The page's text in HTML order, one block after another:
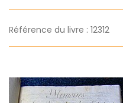
Référence du livre : 12312